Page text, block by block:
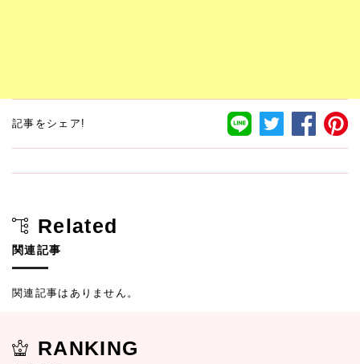
記事をシェア!
Related
関連記事
関連記事はありません。
RANKING